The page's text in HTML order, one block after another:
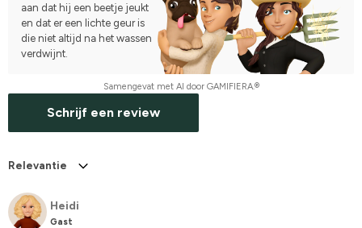
aan dat hij een beetje jeukt
en dat er een lichte geur is
die niet altijd na het wassen
verdwijnt.
Samengevat met AI door GAMIFIERA.®
Schrijf een review
Relevantie
Heidi
Gast